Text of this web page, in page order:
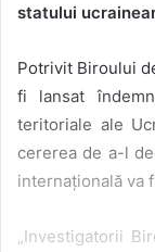
statului
Potrivit Biroului
fi lansat
teritoriale ale
cererea de a-l
internațională va
„Investigatorii